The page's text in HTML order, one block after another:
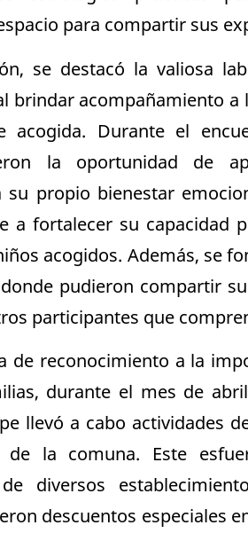
para compartir sus
se destacó la valiosa
brindar acompañamiento
acogida. Durante el
la oportunidad de
su propio bienestar
a fortalecer su capacidad
acogidos. Además, se
pudieron compartir
participantes que
de reconocimiento a la
durante el mes de
llevó a cabo actividades
de la comuna. Este
diversos
descuentos especiales